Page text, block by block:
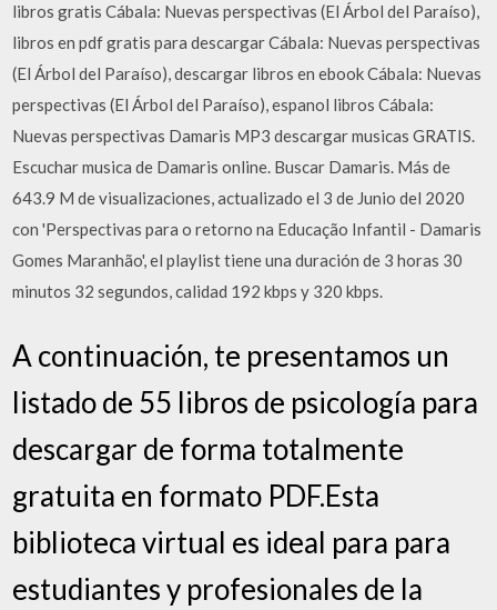
libros gratis Cábala: Nuevas perspectivas (El Árbol del Paraíso),
libros en pdf gratis para descargar Cábala: Nuevas perspectivas
(El Árbol del Paraíso), descargar libros en ebook Cábala: Nuevas
perspectivas (El Árbol del Paraíso), espanol libros Cábala:
Nuevas perspectivas Damaris MP3 descargar musicas GRATIS.
Escuchar musica de Damaris online. Buscar Damaris. Más de
643.9 M de visualizaciones, actualizado el 3 de Junio del 2020
con 'Perspectivas para o retorno na Educação Infantil - Damaris
Gomes Maranhão', el playlist tiene una duración de 3 horas 30
minutos 32 segundos, calidad 192 kbps y 320 kbps.
A continuación, te presentamos un
listado de 55 libros de psicología para
descargar de forma totalmente
gratuita en formato PDF.Esta
biblioteca virtual es ideal para para
estudiantes y profesionales de la